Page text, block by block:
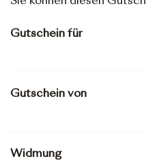
Gutschein für
Gutschein von
Widmung